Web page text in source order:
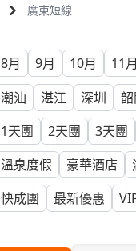
廣東短線
8月 9月 10月 11月
潮汕 湛江 深圳
1天團 2天團 3天團
溫泉度假 豪華酒店
快成團 最新優惠